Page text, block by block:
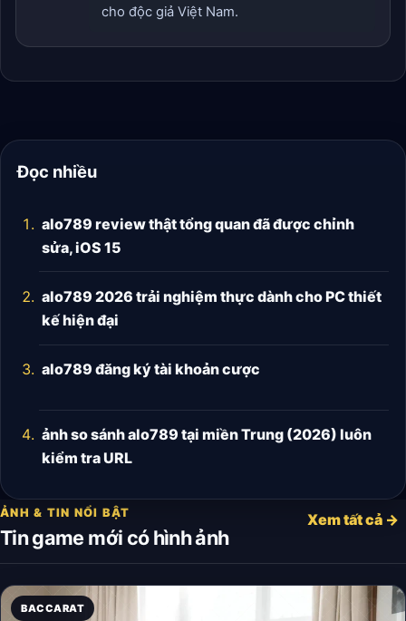
cho độc giả Việt Nam.
Đọc nhiều
alo789 review thật tổng quan đã được chỉnh
sửa, iOS 15
alo789 2026 trải nghiệm thực dành cho PC thiết
kế hiện đại
alo789 đăng ký tài khoản cược
ảnh so sánh alo789 tại miền Trung (2026) luôn
kiểm tra URL
ẢNH & TIN NỔI BẬT
Tin game mới có hình ảnh
Xem tất cả →
BACCARAT